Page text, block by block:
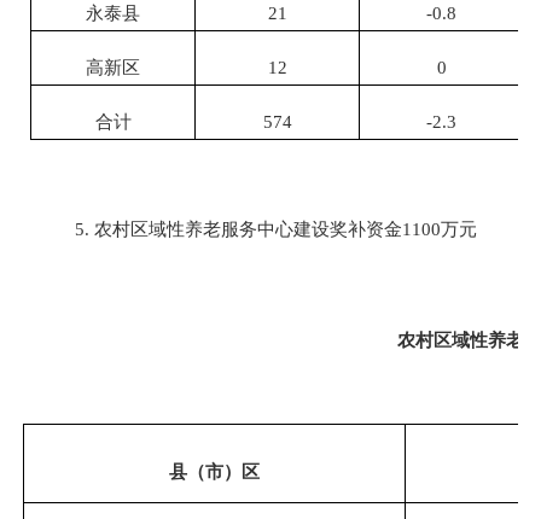
永泰县 21 -0.8
高新区 12 0
合计 574 -2.3
5. 农村区域性养老服务中心建设奖补资金1100万元
农村区域性养老
县（市）区